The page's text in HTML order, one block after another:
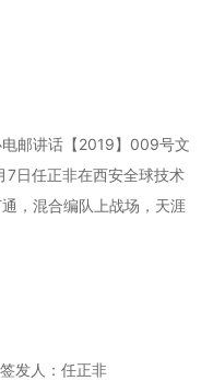
邮讲话【2019】009号文
7日任正非在西安全球技术
，混合编队上战场，天涯
发人：任正非